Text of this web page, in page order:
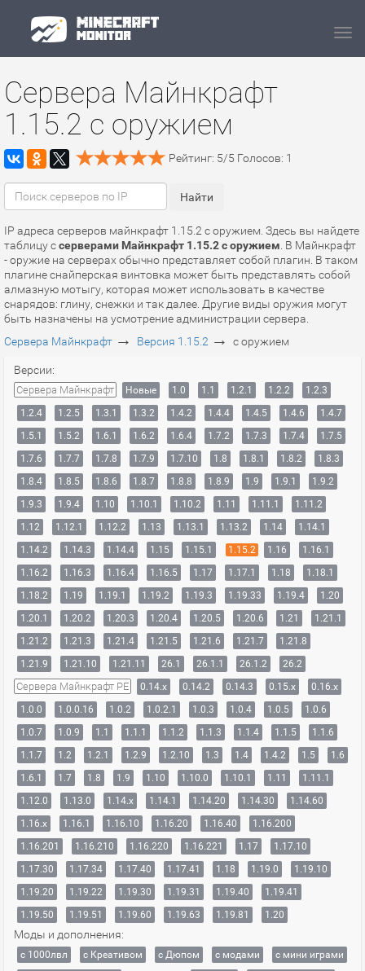
Сервера Майнкрафт
1.15.2 с оружием
Рейтинг: 5/5 Голосов: 1
IP адреса серверов майнкрафт 1.15.2 с оружием. Здесь вы найдете
таблицу ссерверами Майнкрафт 1.15.2 с оружием . В Майнкрафт
- оружие на серверах обычно представляет собой плагин. В таком
плагине снайперская винтовка может быть представлять собой
алмазную мотыгу, которая может использовать в качестве
снарядов: глину, снежки и так далее. Другие виды оружия могут
быть назначены на усмотрение администрации сервера.
Сервера Майнкрафт → Версия 1.15.2 → с оружием
Версии:
Сервера Майнкрафт Новые 1.0 1.1 1.2.1 1.2.2
1.2.3
1.2.4
1.2.5 1.3.1 1.3.2 1.4.2 1.4.4 1.4.5 1.4.6
1.4.7
1.5.1
1.5.2 1.6.1 1.6.2 1.6.4 1.7.2 1.7.3 1.7.4
1.7.5
1.7.6
1.7.7 1.7.8 1.7.9 1.7.10 1.8 1.8.1 1.8.2
1.8.3
1.8.4
1.8.5 1.8.6 1.8.7 1.8.8 1.8.9 1.9 1.9.1
1.9.2
1.9.3
1.9.4 1.10 1.10.1 1.10.2 1.11 1.11.1
1.11.2
1.12
1.12.1 1.12.2 1.13 1.13.1 1.13.2 1.14
1.14.1
1.14.2
1.14.3 1.14.4 1.15 1.15.1 1.15.2 1.16
1.16.1
1.16.2
1.16.3 1.16.4 1.16.5 1.17 1.17.1 1.18
1.18.1
1.18.2
1.19 1.19.1 1.19.2 1.19.3 1.19.33 1.19.4
1.20
1.20.1
1.20.2 1.20.3 1.20.4 1.20.5 1.20.6 1.21
1.21.1
1.21.2
1.21.3 1.21.4 1.21.5 1.21.6 1.21.7
1.21.8
1.21.9
1.21.10 1.21.11 26.1 26.1.1 26.1.2 26.2
Сервера Майнкрафт PE 0.14.x 0.14.2 0.14.3 0.15.x
0.16.x
1.0.0
1.0.0.16 1.0.2 1.0.2.1 1.0.3 1.0.4 1.0.5
1.0.6
1.0.7
1.0.9 1.1 1.1.1 1.1.2 1.1.3 1.1.4 1.1.5
1.1.6
1.1.7
1.2 1.2.1 1.2.9 1.2.10 1.3 1.4 1.4.2 1.5
1.6
1.6.1
1.7 1.8 1.9 1.10 1.10.0 1.10.1 1.11
1.11.1
1.12.0
1.13.0 1.14.x 1.14.1 1.14.20 1.14.30
1.14.60
1.16.x
1.16.1 1.16.10 1.16.20 1.16.40
1.16.200
1.16.201
1.16.210 1.16.220 1.16.221 1.17
1.17.10
1.17.30
1.17.34 1.17.40 1.17.41 1.18 1.19.0
1.19.10
1.19.20
1.19.22 1.19.30 1.19.31 1.19.40
1.19.41
1.19.50
1.19.51 1.19.60 1.19.63 1.19.81 1.20
Моды и дополнения:
с 1000лвл c Креативом с Дюпом с модами
с мини играми